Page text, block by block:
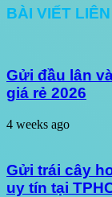
BÀI VIẾT
Gửi đầu lân
giá rẻ 2026
4 weeks ago
Gửi trái cây
uy tín tại